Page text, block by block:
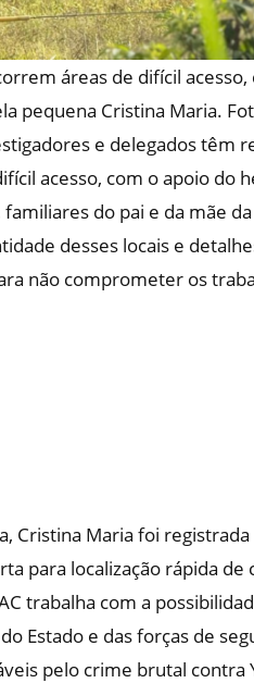
áreas de difícil
pequena Cristina Maria.
e delegados têm
acesso, com o apoio do
familiares do pai e da mãe
desses locais e
não comprometer os
Cristina Maria foi
para localização rápida de
trabalha com a
Estado e das forças de
pelo crime brutal contra